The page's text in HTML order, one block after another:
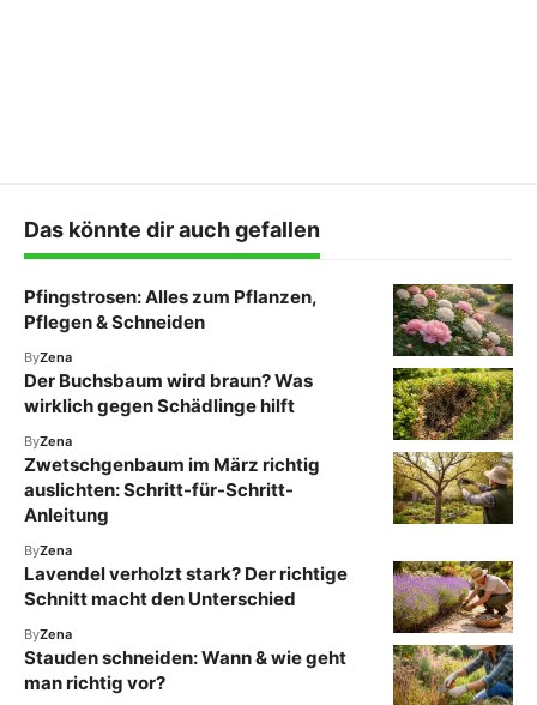
Das könnte dir auch gefallen
Pfingstrosen: Alles zum Pflanzen,
Pflegen & Schneiden
ByZena
Der Buchsbaum wird braun? Was
wirklich gegen Schädlinge hilft
ByZena
Zwetschgenbaum im März richtig
auslichten: Schritt-für-Schritt-
Anleitung
ByZena
Lavendel verholzt stark? Der richtige
Schnitt macht den Unterschied
ByZena
Stauden schneiden: Wann & wie geht
man richtig vor?